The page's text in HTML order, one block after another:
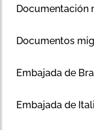
Documentación
Documentos
Embajada de
Embajada de